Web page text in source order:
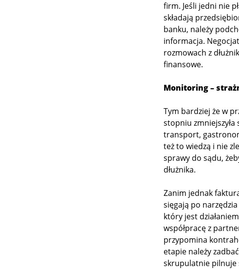
firm. Jeśli jedni nie
składają
banku, należy
informacja.
rozmowach z
finansowe.
Monitoring –
Tym bardziej że w
stopniu zmniejszyła
transport,
też to wiedzą i nie
sprawy do sądu,
dłużnika.
Zanim jednak
sięgają po
który jest
współpracę z
przypomina
etapie należy
skrupulatnie pilnuje